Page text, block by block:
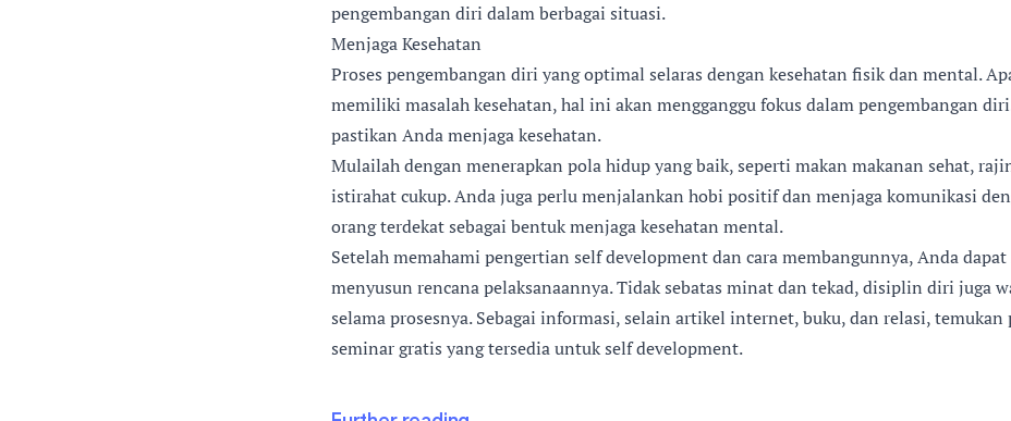
pengembangan diri dalam berbagai situasi.
Menjaga Kesehatan
Proses pengembangan diri yang optimal selaras dengan kesehatan fisik dan mental.
memiliki masalah kesehatan, hal ini akan mengganggu fokus dalam pengembangan
pastikan Anda menjaga kesehatan.
Mulailah dengan menerapkan pola hidup yang baik, seperti makan makanan sehat,
istirahat cukup. Anda juga perlu menjalankan hobi positif dan menjaga komunikasi
orang terdekat sebagai bentuk menjaga kesehatan mental.
Setelah memahami pengertian self development dan cara membangunnya, Anda dapat
menyusun rencana pelaksanaannya. Tidak sebatas minat dan tekad, disiplin diri juga
selama prosesnya. Sebagai informasi, selain artikel internet, buku, dan relasi, temukan
seminar gratis yang tersedia untuk self development.